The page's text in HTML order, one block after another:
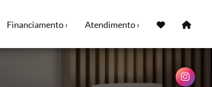
Financiamento › Atendimento ›